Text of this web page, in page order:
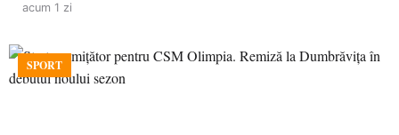
acum 1 zi
SPORT